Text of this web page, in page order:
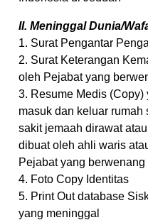
II. Meninggal Dunia/
1. Surat Pengantar
2. Surat Keterangan
oleh Pejabat yang
3. Resume Medis (Copy)
masuk dan keluar
sakit jemaah dirawat
dibuat oleh ahli waris
Pejabat yang
4. Foto Copy Identitas
5. Print Out database
yang meninggal